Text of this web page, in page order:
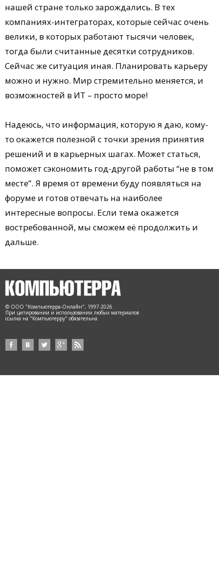
нашей стране только зарождались. В тех
компаниях-интеграторах, которые сейчас очень
велики, в которых работают тысячи человек,
тогда были считанные десятки сотрудников.
Сейчас же ситуация иная. Планировать карьеру
можно и нужно. Мир стремительно меняется, и
возможностей в ИТ – просто море!
Надеюсь, что информация, которую я даю, кому-
то окажется полезной с точки зрения принятия
решений и в карьерных шагах. Может статься,
поможет сэкономить год-другой работы “не в том
месте”. Я время от времени буду появляться на
форуме и готов отвечать на наиболее
интересные вопросы. Если тема окажется
востребованной, мы сможем её продолжить и
дальше.
© ООО "Компьютерра-Онлайн", 1997-2026
При цитировании и использовании любых материалов
ссылка на "Компьютерру" обязательна.